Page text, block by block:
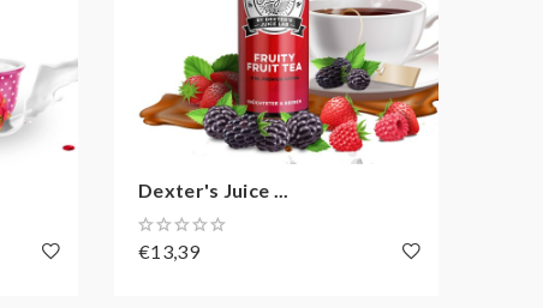
Dexter's Juice ...
€13,39